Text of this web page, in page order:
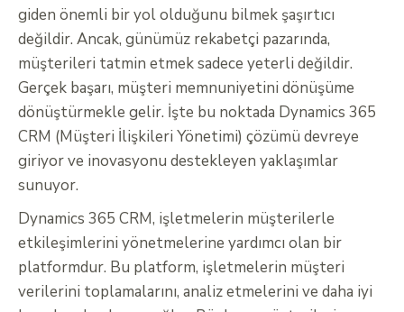
giden önemli bir yol olduğunu bilmek şaşırtıcı
değildir. Ancak, günümüz rekabetçi pazarında,
müşterileri tatmin etmek sadece yeterli değildir.
Gerçek başarı, müşteri memnuniyetini dönüşüme
dönüştürmekle gelir. İşte bu noktada Dynamics 365
CRM (Müşteri İlişkileri Yönetimi) çözümü devreye
giriyor ve inovasyonu destekleyen yaklaşımlar
sunuyor.
Dynamics 365 CRM, işletmelerin müşterilerle
etkileşimlerini yönetmelerine yardımcı olan bir
platformdur. Bu platform, işletmelerin müşteri
verilerini toplamalarını, analiz etmelerini ve daha iyi